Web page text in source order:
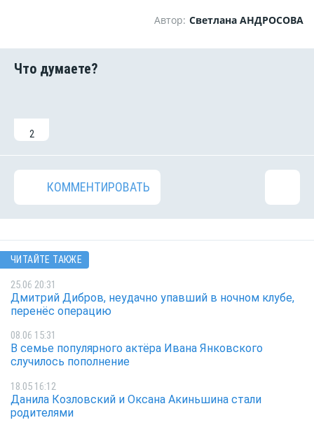
Автор: Светлана АНДРОСОВА
2
КОММЕНТИРОВАТЬ
ЧИТАЙТЕ ТАКЖЕ
25.06 20:31
Дмитрий Дибров, неудачно упавший в ночном клубе,
перенёс операцию
08.06 15:31
В семье популярного актёра Ивана Янковского
случилось пополнение
18.05 16:12
Данила Козловский и Оксана Акиньшина стали
родителями